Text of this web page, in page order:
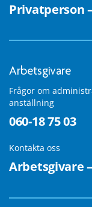
Privatperson
Arbetsgivare
Frågor om
anställning
060-18 75 03
Kontakta oss
Arbetsgivare